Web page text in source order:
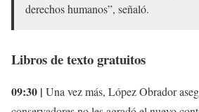
derechos humanos”, señaló.
Libros de texto gratuitos
09:30 | Una vez más, López Obrador